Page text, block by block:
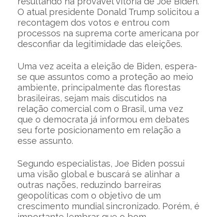
O atual presidente Donald Trump solicitou a
recontagem dos votos e entrou com
processos na suprema corte americana por
desconfiar da legitimidade das eleições.
Uma vez aceita a eleição de Biden, espera-
se que assuntos como a proteção ao meio
ambiente, principalmente das florestas
brasileiras, sejam mais discutidos na
relação comercial com o Brasil, uma vez
que o democrata já informou em debates
seu forte posicionamento em relação a
esse assunto.
Segundo especialistas, Joe Biden possui
uma visão global e buscará se alinhar a
outras nações, reduzindo barreiras
geopolíticas com o objetivo de um
crescimento mundial sincronizado. Porém, é